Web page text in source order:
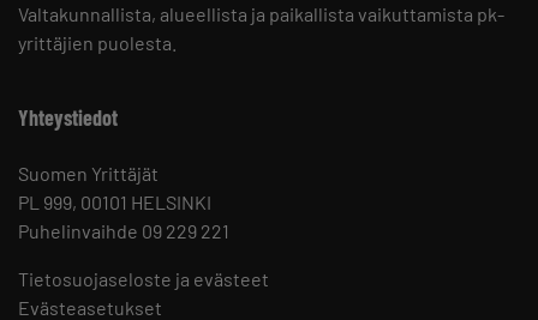
Valtakunnallista, alueellista ja paikallista vaikuttamista pk-
yrittäjien puolesta.
Yhteystiedot
Suomen Yrittäjät
PL 999, 00101 HELSINKI
Puhelinvaihde 09 229 221
Tietosuojaseloste ja evästeet
Evästeasetukset